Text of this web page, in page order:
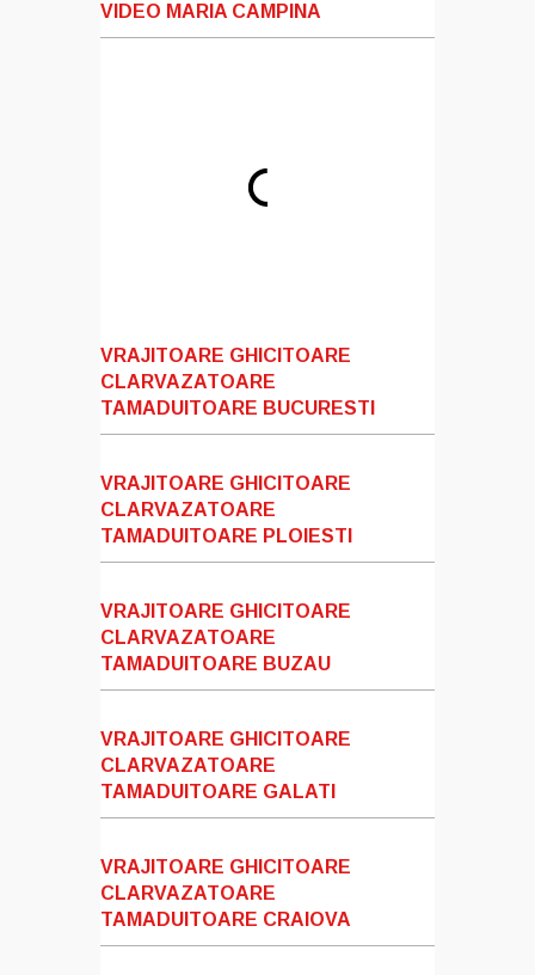
VIDEO MARIA CAMPINA
VRAJITOARE GHICITOARE
CLARVAZATOARE
TAMADUITOARE BUCURESTI
VRAJITOARE GHICITOARE
CLARVAZATOARE
TAMADUITOARE PLOIESTI
VRAJITOARE GHICITOARE
CLARVAZATOARE
TAMADUITOARE BUZAU
VRAJITOARE GHICITOARE
CLARVAZATOARE
TAMADUITOARE GALATI
VRAJITOARE GHICITOARE
CLARVAZATOARE
TAMADUITOARE CRAIOVA